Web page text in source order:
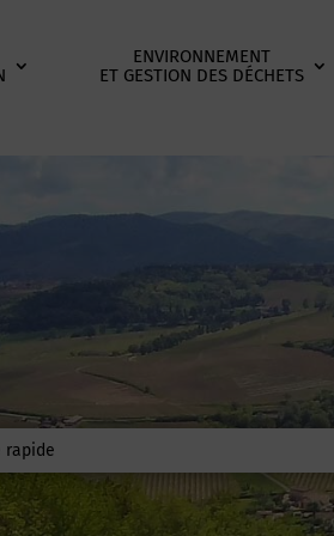
ENVIRONNEMENT
ET GESTION DES DÉCHETS